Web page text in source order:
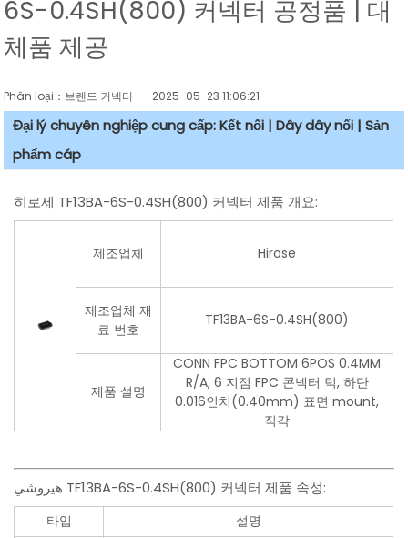
6S-0.4SH(800) 커넥터 공정품 | 대
체품 제공
Phân loại：브랜드 커넥터 2025-05-23 11:06:21
Đại lý chuyên nghiệp cung cấp: Kết nối | Dây dây nối | Sản
phẩm cáp
히로세 TF13BA-6S-0.4SH(800) 커넥터 제품 개요:
제조업체 Hirose
제조업체 재
료 번호
TF13BA-6S-0.4SH(800)
제품 설명
CONN FPC BOTTOM 6POS 0.4MM
R/A, 6 지점 FPC 콘넥터 턱, 하단
0.016인치(0.40mm) 표면 mount,
직각
هيروشي TF13BA-6S-0.4SH(800) 커넥터 제품 속성:
타입 설명